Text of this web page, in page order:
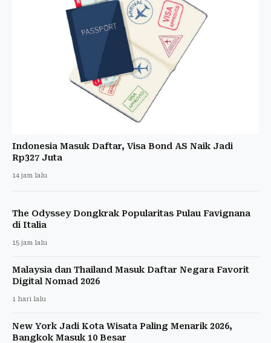
Indonesia Masuk Daftar, Visa Bond AS Naik Jadi
Rp327 Juta
14 jam lalu
The Odyssey Dongkrak Popularitas Pulau Favignana
di Italia
15 jam lalu
Malaysia dan Thailand Masuk Daftar Negara Favorit
Digital Nomad 2026
1 hari lalu
New York Jadi Kota Wisata Paling Menarik 2026,
Bangkok Masuk 10 Besar